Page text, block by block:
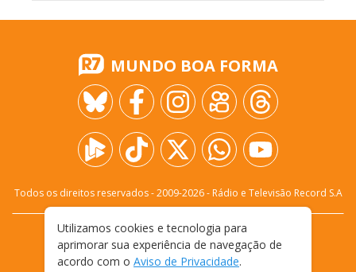
MUNDO BOA FORMA
Todos os direitos reservados - 2009-2026- Rádio e Televisão Record S.A
FALE CONOSCO
PRIVACIDADE
TERMOS E CONDIÇÕES DE USO
Utilizamos cookies e tecnologia para
aprimorar sua experiência de navegação de
acordo com o Aviso de Privacidade.